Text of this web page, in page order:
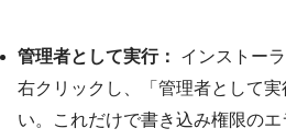
管理者として実行：
インストー
右クリックし、「管理者として
い。これだけで書き込み権限の